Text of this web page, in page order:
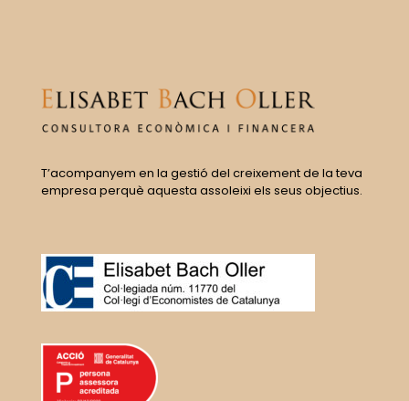
T’acompanyem en la gestió del creixement de la teva
empresa perquè aquesta assoleixi els seus objectius.